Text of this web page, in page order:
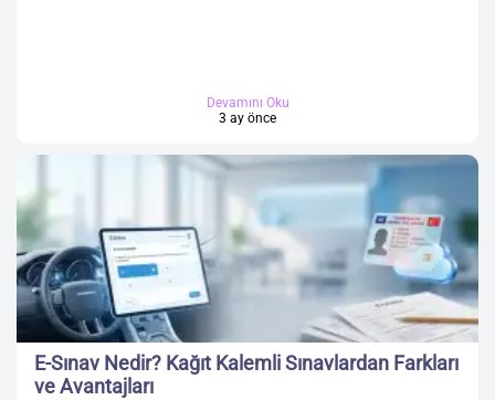
Devamını Oku
3 ay önce
E-Sınav Nedir? Kağıt Kalemli Sınavlardan Farkları
ve Avantajları